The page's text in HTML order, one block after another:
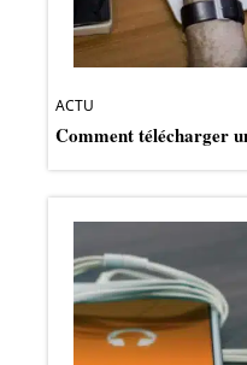
ACTU
Comment télécharger